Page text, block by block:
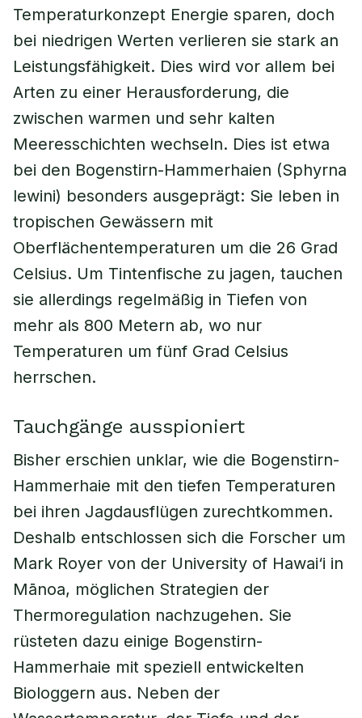
Temperaturkonzept Energie sparen, doch
bei niedrigen Werten verlieren sie stark an
Leistungsfähigkeit. Dies wird vor allem bei
Arten zu einer Herausforderung, die
zwischen warmen und sehr kalten
Meeresschichten wechseln. Dies ist etwa
bei den Bogenstirn-Hammerhaien (Sphyrna
lewini) besonders ausgeprägt: Sie leben in
tropischen Gewässern mit
Oberflächentemperaturen um die 26 Grad
Celsius. Um Tintenfische zu jagen, tauchen
sie allerdings regelmäßig in Tiefen von
mehr als 800 Metern ab, wo nur
Temperaturen um fünf Grad Celsius
herrschen.
Tauchgänge ausspioniert
Bisher erschien unklar, wie die Bogenstirn-
Hammerhaie mit den tiefen Temperaturen
bei ihren Jagdausflügen zurechtkommen.
Deshalb entschlossen sich die Forscher um
Mark Royer von der University of Hawai‘i in
Mānoa, möglichen Strategien der
Thermoregulation nachzugehen. Sie
rüsteten dazu einige Bogenstirn-
Hammerhaie mit speziell entwickelten
Biologgern aus. Neben der